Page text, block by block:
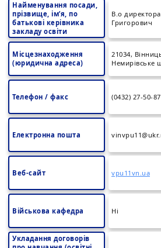
Найменування посади,
прізвище, ім’я, по
батькові керівника
закладу освіти
В.о
Григорович
Місцезнаходження
(юридична адреса)
21034,
Немирівське
Телефон / факс (0432) 27-50-87
Електронна пошта
Веб-сайт vpu11vn.ua
Військова кафедра Ні
Укладання договорів